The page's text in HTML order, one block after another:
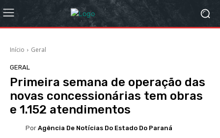
Início Geral
GERAL
Primeira semana de operação das
novas concessionárias tem obras
e 1.152 atendimentos
Por Agência De Notícias Do Estado Do Paraná